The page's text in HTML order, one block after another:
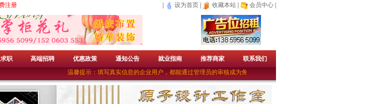
注册 设为首页 收藏本站 会员中心
职 高端招聘 优惠政策 通知公告 就业指南 推荐商家
联系我们
温馨提示：填写真实信息的企业用户，都能通过管理员的审核成为免费的企业会员。——上杭人才网（宣）